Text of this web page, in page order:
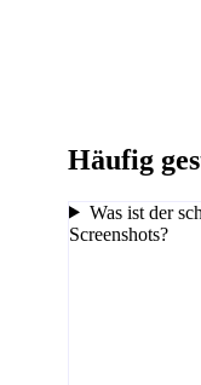
Häufig
Was ist der
Screenshots?